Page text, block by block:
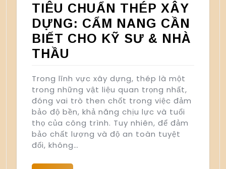
TIÊU CHUẨN THÉP XÂY
DỰNG: CẨM NANG CẦN
BIẾT CHO KỸ SƯ & NHÀ
THẦU
Trong lĩnh vực xây dựng, thép là một
trong những vật liệu quan trọng nhất,
đóng vai trò then chốt trong việc đảm
bảo độ bền, khả năng chịu lực và tuổi
thọ của công trình. Tuy nhiên, để đảm
bảo chất lượng và độ an toàn tuyệt
đối, không…